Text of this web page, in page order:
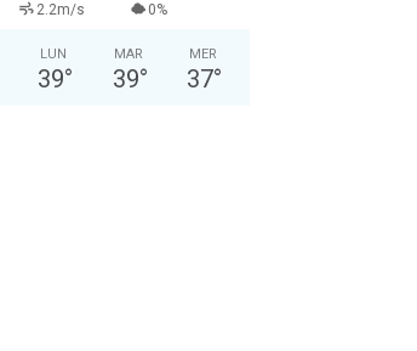
2.2m/s 0%
LUN
39°
MAR
39°
MER
37°